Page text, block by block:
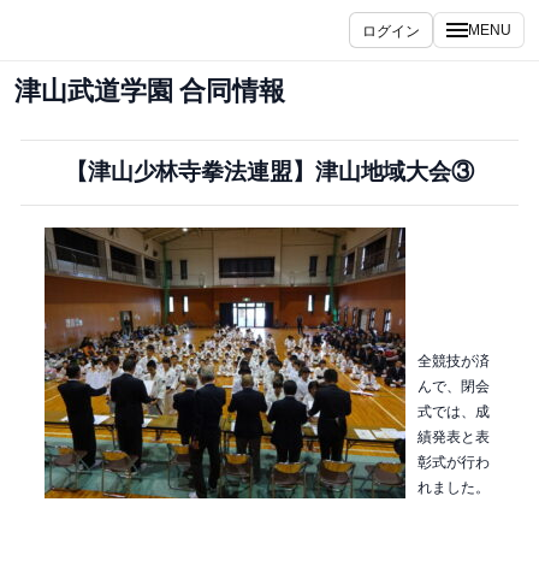
を
ス
キ
ログイン MENU
津山武道学園 合同情報
【津山少林寺拳法連盟】津山地域大会③
全競技が済
んで、閉会
式では、成
績発表と表
彰式が行わ
れました。